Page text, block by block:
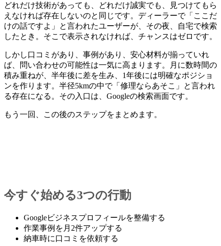
どれだけ技術があっても、どれだけ誠実でも、見つけてもら
えなければ存在しないのと同じです。ディーラーで「ここだ
けの話ですよ」と言われたユーザーが、その夜、自宅で検索
したとき。そこで表示されなければ、チャンスはゼロです。
しかし口コミがあり、事例があり、安心材料が揃っていれ
ば、問い合わせの可能性は一気に高まります。月に数時間の
積み重ねが、半年後に差を生み、1年後には明確なポジショ
ンを作ります。半径5kmの中で「修理ならあそこ」と言われ
る存在になる。その入口は、Googleの検索画面です。
もう一回、この後のステップをまとめます。
今すぐ始める3つの行動
Googleビジネスプロフィールを整備する
作業事例を月2件アップする
納車時に口コミを依頼する